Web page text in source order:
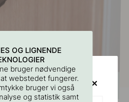
OG LIGNENDE
bruger nødvendige
webstedet fungerer.
bruger vi også
og statistik samt
VISIT?